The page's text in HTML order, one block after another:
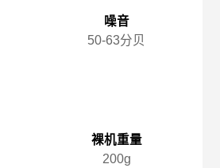
噪音
50-63分贝
裸机重量
200g